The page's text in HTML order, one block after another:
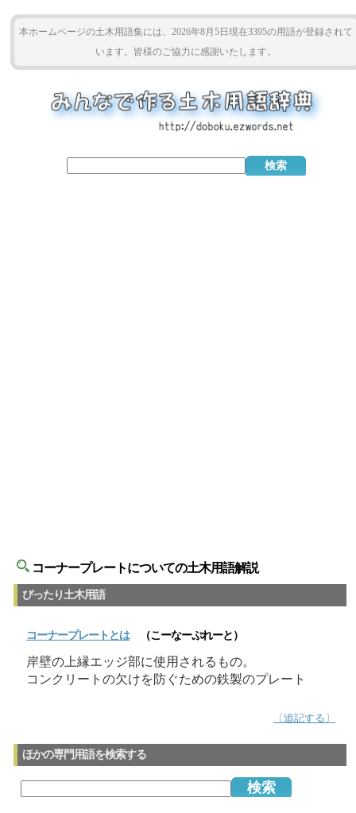
本ホームページの土木用語集には、2026年8月5日現在3395の用語が登録されて
います。皆様のご協力に感謝いたします。
コーナープレートについての土木用語解説
ぴったり土木用語
コーナープレート とは（こーなーぷれーと）
岸壁の上縁エッジ部に使用されるもの。
コンクリートの欠けを防ぐための鉄製のプレート
〔追記する〕
ほかの専門用語を検索する